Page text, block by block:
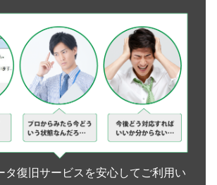
タ復旧サービスを安心してご利用い